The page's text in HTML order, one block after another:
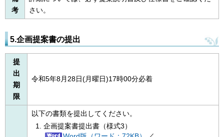
考
さい。
5.企画提案書の提出
提
出
期
限
令和5年8月28日(月曜日)17時00分必着
以下の書類を提出してください。
企画提案書提出書（様式3）